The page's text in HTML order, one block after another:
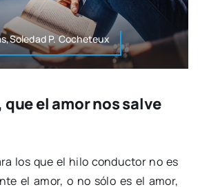
P. Coche­teux
que el amor nos salve
los que el hilo con­duc­tor no es
el amor, o no sólo es el amor,